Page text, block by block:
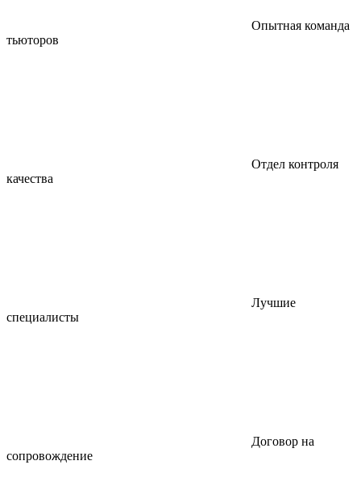
Опытная команда
тьюторов
Отдел контроля
качества
Лучшие
специалисты
Договор на
сопровождение